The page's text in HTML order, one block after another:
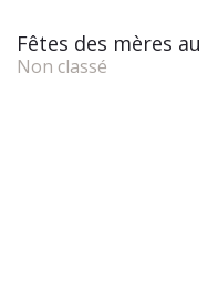
Fêtes des mères
Non classé